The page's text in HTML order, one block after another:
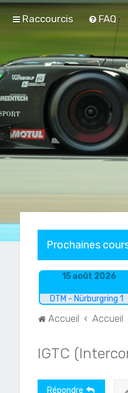
Raccourcis FAQ
Prochaines
15 août 2026
DTM - Nürburgring 1
Accueil Accueil
IGTC
Répondre